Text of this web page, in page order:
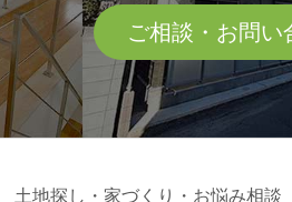
ご相談・お問い
土地探し・家づくり・お悩み相談